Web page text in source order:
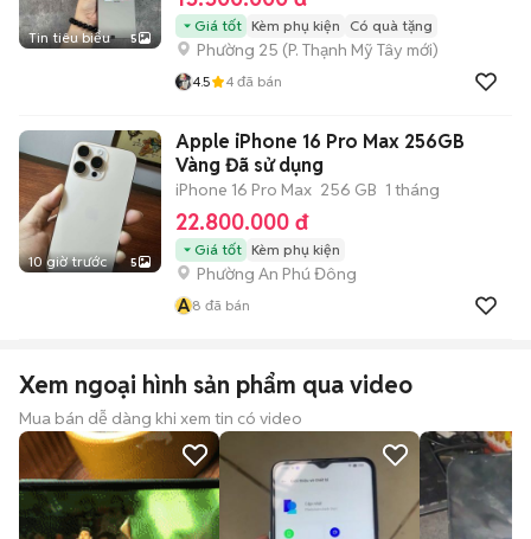
Tin tiêu biểu 5
Giá tốt Kèm phụ kiện Có quà tặng
Phường 25 (P. Thạnh Mỹ Tây mới)
4.5 4 đã bán
10 giờ trước 5
Apple iPhone 16 Pro Max 256GB
Vàng Đã sử dụng
iPhone 16 Pro Max 256 GB 1 tháng
22.800.000 đ
Giá tốt Kèm phụ kiện
Phường An Phú Đông
A8 đã bán
Xem ngoại hình sản phẩm qua video
Mua bán dễ dàng khi xem tin có video